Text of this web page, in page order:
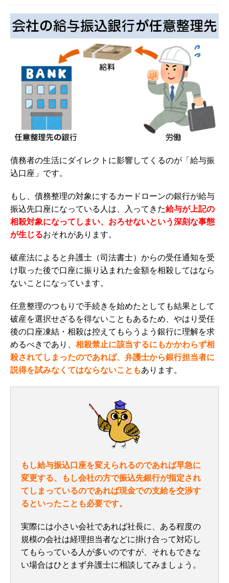
債務者の生活にダイレクトに影響してくるのが「給与振
込口座」です。
もし、債務整理の対象にするカードローンの銀行が給与
振込先口座になっている人は、入ってきた給与が上記の
相殺対象になってしまい、おろせないという深刻な事態
が生じるおそれがあります。
破産法によると弁護士（司法書士）からの受任通知を受
け取った後で口座に振り込まれた金額を相殺してはなら
ないことになっています。
任意整理のつもりで手続きを始めたとしても結果として
破産を選択せざるを得ないこともあるため、やはり受任
後の口座凍結・相殺は控えてもらうよう銀行に理解を求
めるべきであり、 相殺禁止に該当するにもかかわらず相
殺されてしまったのであれば、弁護士から銀行担当者に
説得を試みなくてはならないこともあります。
もし給与振込口座を変えられるのであれば早急に
変更する、もし会社の方で振込先銀行が指定され
てしまっているのであれば現金での支給を交渉す
るといったことも必要です。
実際には小さい会社であれば社長に、ある程度の
規模の会社は経理担当者などに掛け合って対応し
てもらっている人が多いのですが、それもできな
い場合はひとまず弁護士に相談してみましょう。